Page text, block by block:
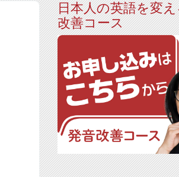
日本人の英語を変
改善コース